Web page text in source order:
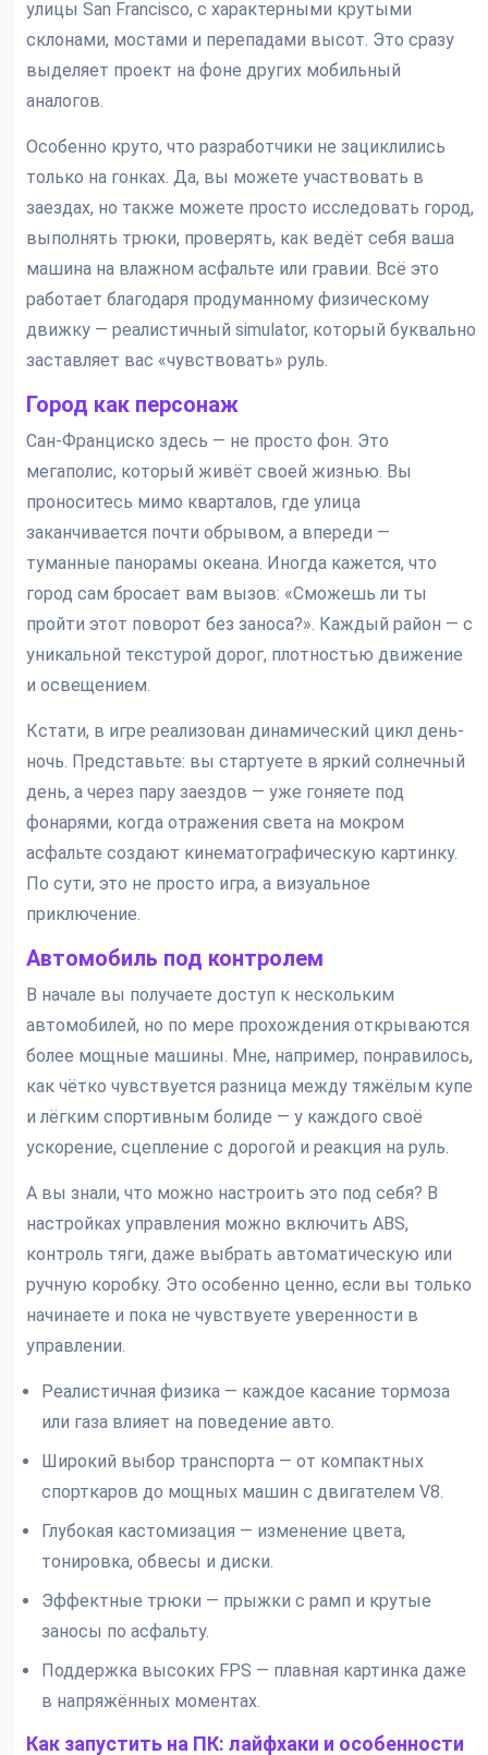
улицы San Francisco, с характерными крутыми
склонами, мостами и перепадами высот. Это сразу
выделяет проект на фоне других мобильный
аналогов.
Особенно круто, что разработчики не зациклились
только на гонках. Да, вы можете участвовать в
заездах, но также можете просто исследовать город,
выполнять трюки, проверять, как ведёт себя ваша
машина на влажном асфальте или гравии. Всё это
работает благодаря продуманному физическому
движку — реалистичный simulator, который буквально
заставляет вас «чувствовать» руль.
Город как персонаж
Сан-Франциско здесь — не просто фон. Это
мегаполис, который живёт своей жизнью. Вы
проноситесь мимо кварталов, где улица
заканчивается почти обрывом, а впереди —
туманные панорамы океана. Иногда кажется, что
город сам бросает вам вызов: «Сможешь ли ты
пройти этот поворот без заноса?». Каждый район — с
уникальной текстурой дорог, плотностью движение
и освещением.
Кстати, в игре реализован динамический цикл день-
ночь. Представьте: вы стартуете в яркий солнечный
день, а через пару заездов — уже гоняете под
фонарями, когда отражения света на мокром
асфальте создают кинематографическую картинку.
По сути, это не просто игра, а визуальное
приключение.
Автомобиль под контролем
В начале вы получаете доступ к нескольким
автомобилей, но по мере прохождения открываются
более мощные машины. Мне, например, понравилось,
как чётко чувствуется разница между тяжёлым купе
и лёгким спортивным болиде — у каждого своё
ускорение, сцепление с дорогой и реакция на руль.
А вы знали, что можно настроить это под себя? В
настройках управления можно включить ABS,
контроль тяги, даже выбрать автоматическую или
ручную коробку. Это особенно ценно, если вы только
начинаете и пока не чувствуете уверенности в
управлении.
Реалистичная физика — каждое касание тормоза
или газа влияет на поведение авто.
Широкий выбор транспорта — от компактных
спорткаров до мощных машин с двигателем V8.
Глубокая кастомизация — изменение цвета,
тонировка, обвесы и диски.
Эффектные трюки — прыжки с рамп и крутые
заносы по асфальту.
Поддержка высоких FPS — плавная картинка даже
в напряжённых моментах.
Как запустить на ПК: лайфхаки и особенности